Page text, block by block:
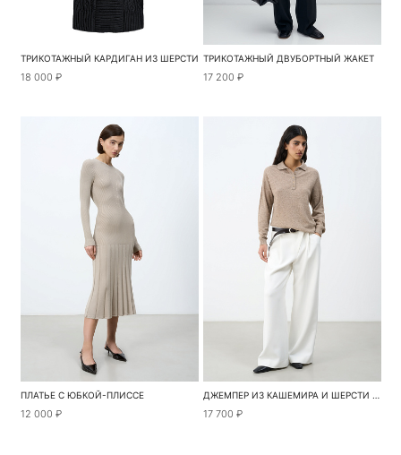
ТРИКОТАЖНЫЙ КАРДИГАН ИЗ ШЕРСТИ
18 000 ₽
ТРИКОТАЖНЫЙ ДВУБОРТНЫЙ ЖАКЕТ
17 200 ₽
ПЛАТЬЕ С ЮБКОЙ-ПЛИССЕ
12 000 ₽
ДЖЕМПЕР ИЗ КАШЕМИРА И ШЕРСТИ С ВОРОТНИКОМ ПОЛО
17 700 ₽